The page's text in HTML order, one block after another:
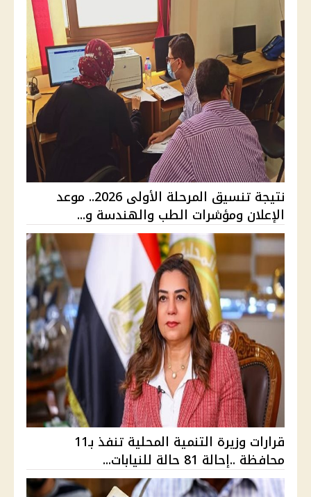
نتيجة تنسيق المرحلة الأولى 2026.. موعد
الإعلان ومؤشرات الطب والهندسة و...
قرارات وزيرة التنمية المحلية تنفذ بـ11
محافظة ..إحالة 81 حالة للنيابات...